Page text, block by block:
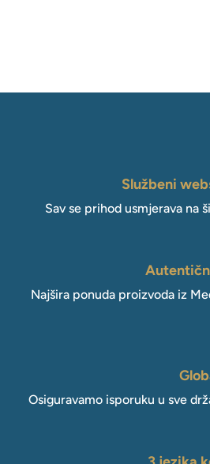
Službeni
Sav se prihod usmjerava na
Najšira ponuda proizvoda iz
Osiguravamo isporuku u sve